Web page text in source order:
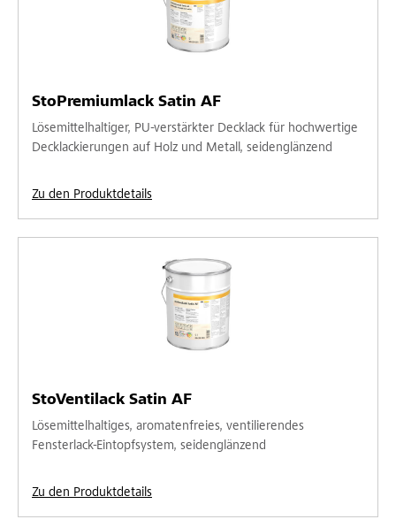
StoPremiumlack Satin AF
Lösemittelhaltiger, PU-verstärkter Decklack für hochwertige
Decklackierungen auf Holz und Metall, seidenglänzend
Zu den Produktdetails
StoVentilack Satin AF
Lösemittelhaltiges, aromatenfreies, ventilierendes
Fensterlack-Eintopfsystem, seidenglänzend
Zu den Produktdetails